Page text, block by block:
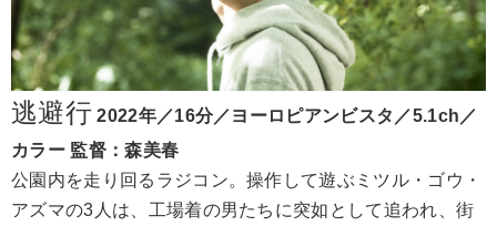
逃避行 2022年／16分／ヨーロピアンビスタ／5.1ch／
カラー 監督：森美春
公園内を走り回るラジコン。操作して遊ぶミツル・ゴウ・
アズマの3人は、工場着の男たちに突如として追われ、街